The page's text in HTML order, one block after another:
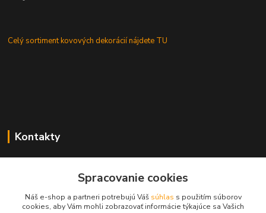
Celý sortiment kovových dekorácií nájdete TU
Kontakty
0908 916 547
Spracovanie cookies
Náš e-shop a partneri potrebujú Váš súhlas s použitím súborov
cookies, aby Vám mohli zobrazovať informácie týkajúce sa Vašich